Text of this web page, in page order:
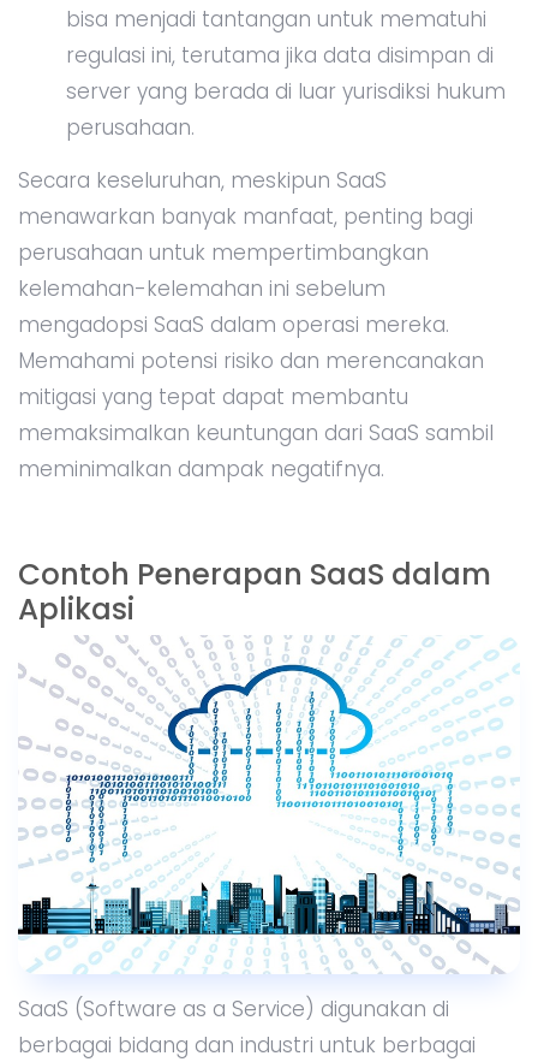
bisa menjadi tantangan untuk mematuhi
regulasi ini, terutama jika data disimpan di
server yang berada di luar yurisdiksi hukum
perusahaan.
Secara keseluruhan, meskipun SaaS
menawarkan banyak manfaat, penting bagi
perusahaan untuk mempertimbangkan
kelemahan-kelemahan ini sebelum
mengadopsi SaaS dalam operasi mereka.
Memahami potensi risiko dan merencanakan
mitigasi yang tepat dapat membantu
memaksimalkan keuntungan dari SaaS sambil
meminimalkan dampak negatifnya.
Contoh Penerapan SaaS dalam
Aplikasi
SaaS (Software as a Service) digunakan di
berbagai bidang dan industri untuk berbagai